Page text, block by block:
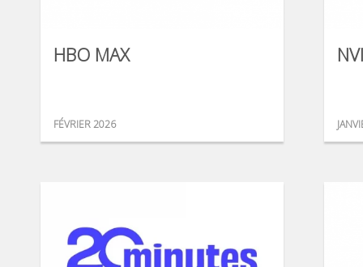
HBO MAX
FÉVRIER 2026